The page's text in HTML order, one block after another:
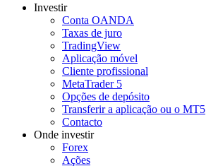
Investir
Conta OANDA
Taxas de juro
TradingView
Aplicação móvel
Cliente profissional
MetaTrader 5
Opções de depósito
Transferir a aplicação ou o MT5
Contacto
Onde investir
Forex
Ações